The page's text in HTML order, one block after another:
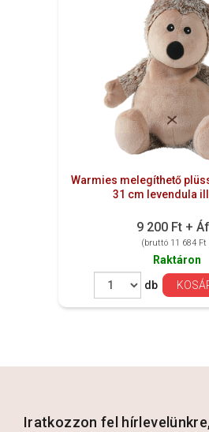
Warmies melegíthető
31 cm levendula
9 200 Ft +
(bruttó 11 684 Ft
Raktáron
db
Iratkozzon fel